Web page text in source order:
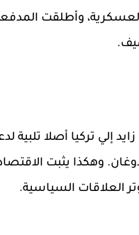
إلي تركيا أصلا تلبية
وهكذا يثبت الاقتصاد
العلاقات السياسية.